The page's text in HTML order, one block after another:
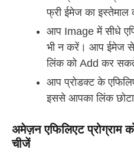
फ्री ईमेज का इस्तेमाल
आप Image में सीधे
भी न करें। आप ईमेज
लिंक को Add कर
आप प्रोडक्ट के
इससे आपका लिंक
अमेज़न एफिलिएट
चीजें